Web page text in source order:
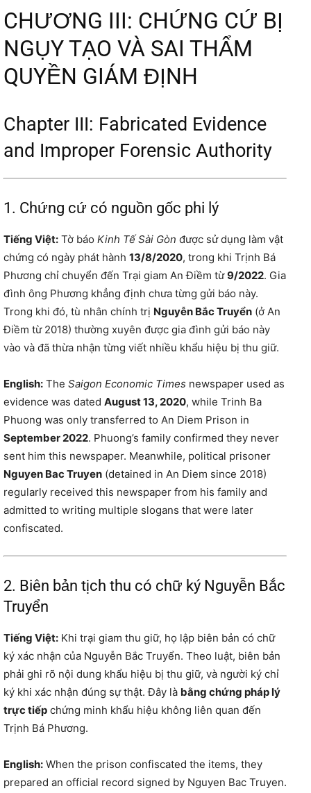
CHƯƠNG III: CHỨNG CỨ BỊ
NGỤY TẠO VÀ SAI THẨM
QUYỀN GIÁM ĐỊNH
Chapter III: Fabricated Evidence
and Improper Forensic Authority
1. Chứng cứ có nguồn gốc phi lý
Tiếng Việt: Tờ báo Kinh Tế Sài Gòn được sử dụng làm vật
chứng có ngày phát hành 13/8/2020, trong khi Trịnh Bá
Phương chỉ chuyển đến Trại giam An Điềm từ9/2022. Gia
đình ông Phương khẳng định chưa từng gửi báo này.
Trong khi đó, tù nhân chính trị Nguyễn Bắc Truyển (ở An
Điềm từ 2018) thường xuyên được gia đình gửi báo này
vào và đã thừa nhận từng viết nhiều khẩu hiệu bị thu giữ.
English: The Saigon Economic Times newspaper used as
evidence was dated August 13, 2020, while Trinh Ba
Phuong was only transferred to An Diem Prison in
September 2022. Phuong’s family confirmed they never
sent him this newspaper. Meanwhile, political prisoner
Nguyen Bac Truyen (detained in An Diem since 2018)
regularly received this newspaper from his family and
admitted to writing multiple slogans that were later
confiscated.
2. Biên bản tịch thu có chữ ký Nguyễn Bắc
Truyển
Tiếng Việt: Khi trại giam thu giữ, họ lập biên bản có chữ
ký xác nhận của Nguyễn Bắc Truyển. Theo luật, biên bản
phải ghi rõ nội dung khẩu hiệu bị thu giữ, và người ký chỉ
ký khi xác nhận đúng sự thật. Đây là bằng chứng pháp lý
trực tiếp chứng minh khẩu hiệu không liên quan đến
Trịnh Bá Phương.
English: When the prison confiscated the items, they
prepared an official record signed by Nguyen Bac Truyen.